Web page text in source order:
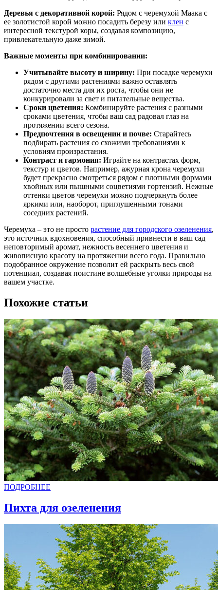
Деревья с декоративной корой: Рядом с черемухой Маака с
ее золотистой корой можно посадить березу или клен с
интересной текстурой коры, создавая композицию,
привлекательную даже зимой.
Важные моменты при комбинировании:
Учитывайте высоту и ширину: При посадке черемухи
рядом с другими растениями важно оставлять
достаточно места для их роста, чтобы они не
конкурировали за свет и питательные вещества.
Сроки цветения: Комбинируйте растения с разными
сроками цветения, чтобы ваш сад радовал глаз на
протяжении всего сезона.
Предпочтения в освещении и почве: Старайтесь
подбирать растения со схожими требованиями к
условиям произрастания.
Контраст и гармония: Играйте на контрастах форм,
текстур и цветов. Например, ажурная крона черемухи
будет прекрасно смотреться рядом с плотными формами
хвойных или пышными соцветиями гортензий. Нежные
оттенки цветов черемухи можно подчеркнуть более
яркими или, наоборот, приглушенными тонами
соседних растений.
Черемуха – это не просто растение для городского озеленения,
это источник вдохновения, способный привнести в ваш сад
неповторимый аромат, нежность весеннего цветения и
живописную красоту на протяжении всего года. Правильно
подобранное окружение позволит ей раскрыть весь свой
потенциал, создавая поистине волшебные уголки природы на
вашем участке.
Похожие статьи
ПОДРОБНЕЕ
Пихта для озеленения